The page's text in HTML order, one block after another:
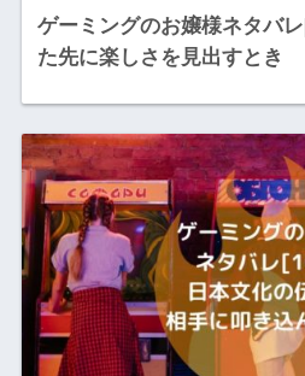
ゲーミングのお嬢様ネタバ
た先に楽しさを見出すとき